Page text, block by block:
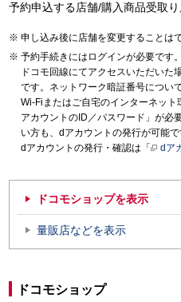
予約申込する店舗/購入商品受取り
申し込み後に店舗を変更することは
予約手続きにはログインが必要です。
ドコモ回線にてアクセスいただいた
です。ネットワーク暗証番号につい
Wi-Fiまたはご自宅のインターネッ
アカウントのID／パスワード」が必
い方も、dアカウントの発行が可能で
dアカウントの発行・確認は「
dア
ドコモショップを表示
量販店などを表示
ドコモショップ